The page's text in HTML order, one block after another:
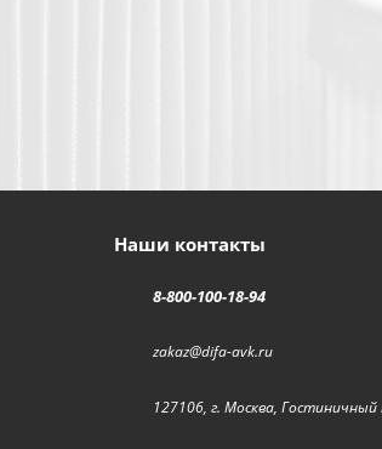
Наши контакты
8-800-100-18-94
zakaz@difa-avk.ru
127106, г. Москва, Гостиничный